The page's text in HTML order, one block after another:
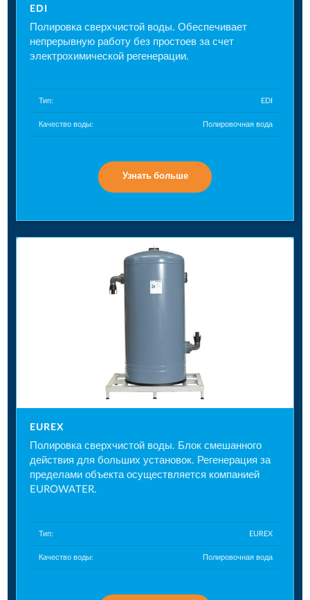
EDI
Полировка сверхчистой воды. Обеспечивает
непрерывную работу без простоев за счет
электрохимической регенерации.
Тип: EDI
Качество воды: Полировочная вода
Узнать больше
EUREX
Полировка сверхчистой воды. Блок смешанного
действия для больших установок. Регенерация за
пределами объекта осуществляется компанией
EUROWATER.
Тип: EUREX
Качество воды: Полировочная вода